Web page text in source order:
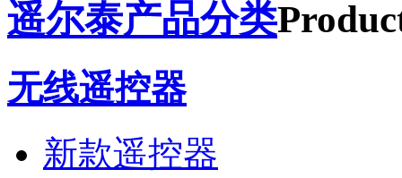
遥尔泰产品分类
无线遥控器
新款遥控器